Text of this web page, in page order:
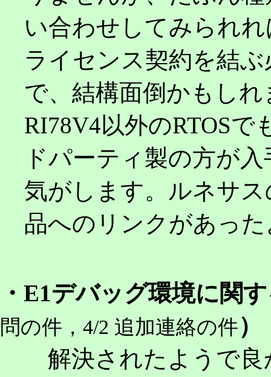
い合わせしてみられ
ライセンス契約を結
で、結構面倒かもしれ
RI78V4以外のRTOS
ドパーティ製の方が
気がします。ルネサ
品へのリンクがあっ
・E1デバッグ環境に関
問の件，4/2 追加連絡の件）
解決されたようで良